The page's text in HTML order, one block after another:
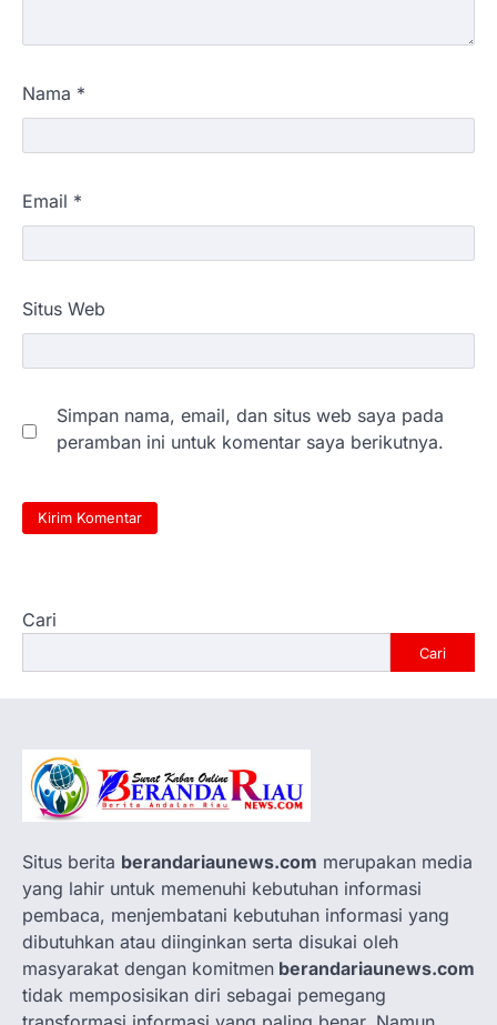
Nama *
Email *
Situs Web
Simpan nama, email, dan situs web saya pada
peramban ini untuk komentar saya berikutnya.
Cari
Cari
Situs berita berandariaunews.com merupakan media
yang lahir untuk memenuhi kebutuhan informasi
pembaca, menjembatani kebutuhan informasi yang
dibutuhkan atau diinginkan serta disukai oleh
masyarakat dengan komitmen berandariaunews.com
tidak memposisikan diri sebagai pemegang